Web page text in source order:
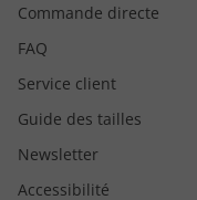
Commande directe
FAQ
Service client
Guide des tailles
Newsletter
Accessibilité